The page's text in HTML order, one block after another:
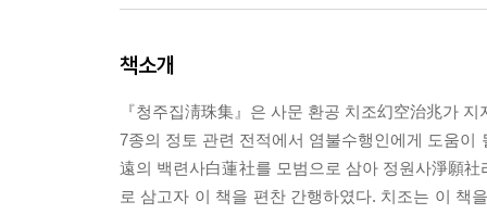
책소개
『청주집淸珠集』은 사문 환공 치조幻空治兆가
7종의 정토 관련 전적에서 염불수행인에게 도움
遠의 백련사白蓮社를 모범으로 삼아 정원사淨願
로 삼고자 이 책을 편찬 간행하였다. 치조는 이 책